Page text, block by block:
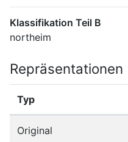
Klassifikation Teil B
northeim
Repräsentationen
Typ
Original